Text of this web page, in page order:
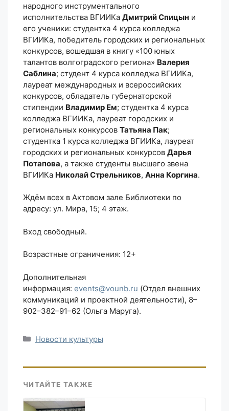
народного инструментального
исполнительства ВГИИКа Дмитрий Спицын и
его ученики: студентка 4 курса колледжа
ВГИИКа, победитель городских и региональных
конкурсов, вошедшая в книгу «100 юных
талантов волгоградского региона» Валерия
Саблина; студент 4 курса колледжа ВГИИКа,
лауреат международных и всероссийских
конкурсов, обладатель губернаторской
стипендии Владимир Ем; студентка 4 курса
колледжа ВГИИКа, лауреат городских и
региональных конкурсов Татьяна Пак;
студентка 1 курса колледжа ВГИИКа, лауреат
городских и региональных конкурсов Дарья
Потапова, а также студенты высшего звена
ВГИИКа Николай Стрельников, Анна Коргина.
Ждём всех в Актовом зале Библиотеки по
адресу: ул. Мира, 15; 4 этаж.
Вход свободный.
Возрастные ограничения: 12+
Дополнительная
информация: events@vounb.ru (Отдел внешних
коммуникаций и проектной деятельности), 8–
902–382–91–62 (Ольга Маруга).
Рубрики
Новости культуры
ЧИТАЙТЕ ТАКЖЕ